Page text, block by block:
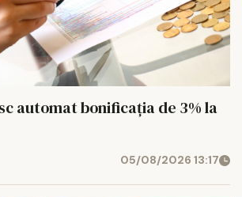
automat bonificația de 3% la
05/08/2026 13:17